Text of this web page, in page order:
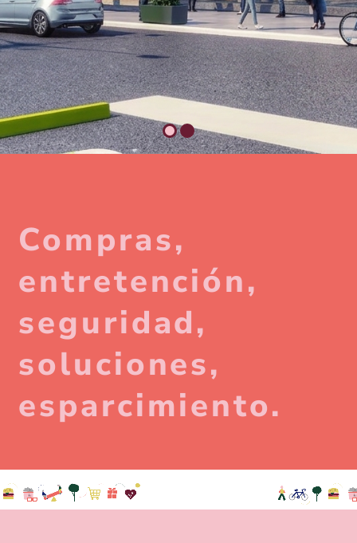
Compras,
entretención,
seguridad,
soluciones,
esparcimiento.